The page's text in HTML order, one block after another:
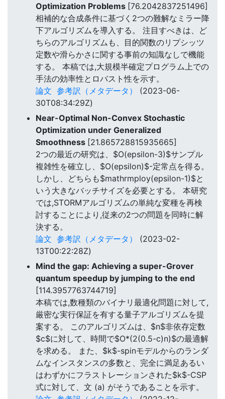
Optimization Problems [76.2042837251496]
相補的な合成条件に基づく2つの難解なミラー降
下アルゴリズムを導入する。 注目すべきは、ど
ちらのアルゴリズムも、目的関数のリプシッツ
定数や滑らかさに関する事前の知識なしで機能
する。 本稿では,大規模半確定プログラム上での
手法の効率性とロバスト性を示す。
論文 参考訳（メタデータ）
(2023-06-
30T08:34:29Z)
Near-Optimal Non-Convex Stochastic
Optimization under Generalized
Smoothness [21.865728815935665]
2つの最近の研究は、$O(epsilon-3)$サンプル
複雑性を確立し、$O(epsilon)$-定常点を得る。
しかし、どちらも$mathrmploy(epsilon-1)$と
いう大きなバッチサイズを必要とする。 本研究
では,STORMアルゴリズムの単純な変種を再検
討することにより,従来の2つの問題を同時に解
決する。
論文 参考訳（メタデータ）
(2023-02-
13T00:22:28Z)
Mind the gap: Achieving a super-Grover
quantum speedup by jumping to the end
[114.3957763744719]
本稿では,数種類のバイナリ最適化問題に対して,
厳密な実行保証を有する量子アルゴリズムを提
案する。 このアルゴリズムは、$n$非依存定数
$c$に対して、時間で$O*(2(0.5-c)n)$の最適解
を求める。 また、$k$-spinモデルからのランダ
ムなインスタンスの多数と、完全に満足あるい
はわずかにフラストレーションされた$k$-CSP
式に対して、文 (a) がそうであることを示す。